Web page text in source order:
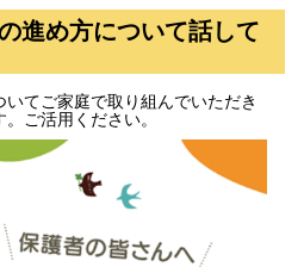
進め方について話して
てご家庭で取り組んでいただき
。ご活用ください。